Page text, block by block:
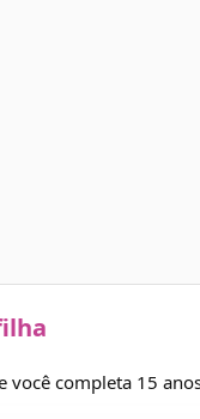
você completa 15